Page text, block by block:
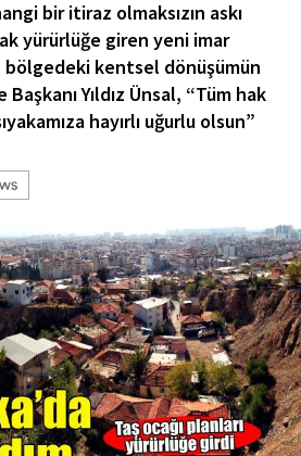
bir itiraz olmaksızın askı
yürürlüğe giren yeni imar
bölgedeki kentsel dönüşümün
Başkanı Yıldız Ünsal, “Tüm hak
hayırlı uğurlu olsun”